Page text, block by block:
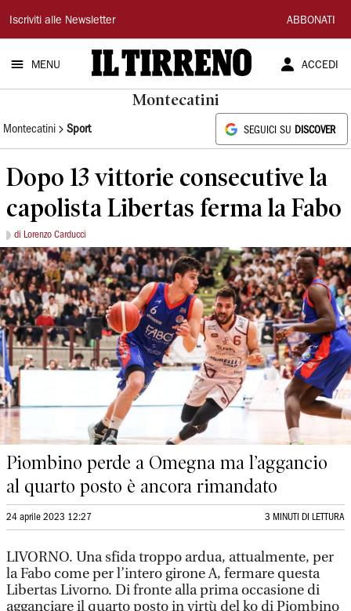
Il
Tirreno
Iscriviti alle Newsletter ABBONATI
MENU ACCEDI
Montecatini
Montecatini Sport SEGUICI SU DISCOVER
Dopo 13 vittorie consecutive la
capolista Libertas ferma la Fabo
di Lorenzo Carducci
Piombino perde a Omegna ma l’aggancio
al quarto posto è ancora rimandato
24 aprile 2023 12:27 3 MINUTI DI LETTURA
LIVORNO. Una sfida troppo ardua, attualmente, per
la Fabo come per l’intero girone A, fermare questa
Libertas Livorno. Di fronte alla prima occasione di
agganciare il quarto posto in virtù del ko di Piombino